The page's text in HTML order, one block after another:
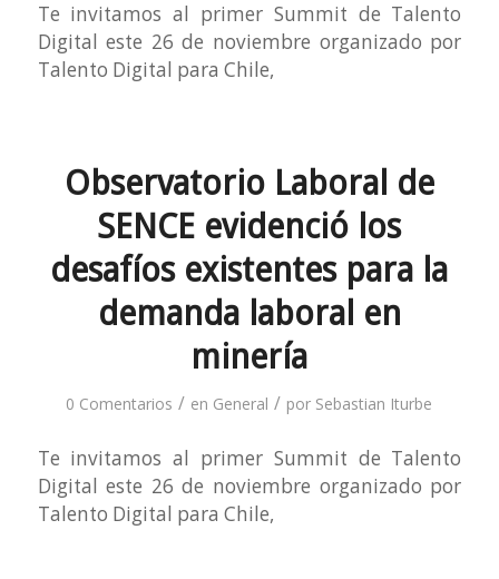
Te invitamos al primer Summit de Talento
Digital este 26 de noviembre organizado por
Talento Digital para Chile,
Observatorio Laboral de
SENCE evidenció los
desafíos existentes para la
demanda laboral en
minería
0 Comentarios / en General / por Sebastian Iturbe
Te invitamos al primer Summit de Talento
Digital este 26 de noviembre organizado por
Talento Digital para Chile,